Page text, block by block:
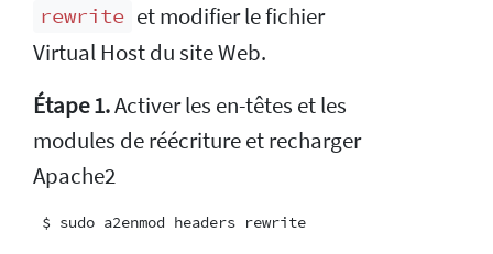
rewrite et modifier le fichier
Virtual Host du site Web.
Étape 1.Activer les en-têtes et les
modules de réécriture et recharger
Apache2
$ sudo a2enmod headers rewrite